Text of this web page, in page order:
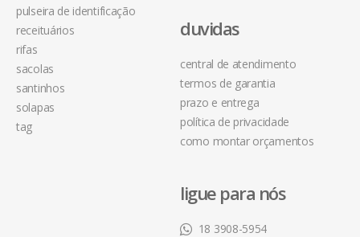
pulseira de identificação
receituários
rifas
sacolas
santinhos
solapas
tag
duvidas
central de atendimento
termos de garantia
prazo e entrega
política de privacidade
como montar orçamentos
ligue para nós
18 3908-5954